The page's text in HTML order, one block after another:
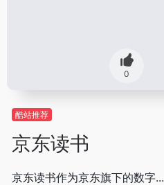
0
酷站推荐
京东读书
京东读书作为京东旗下的数字...